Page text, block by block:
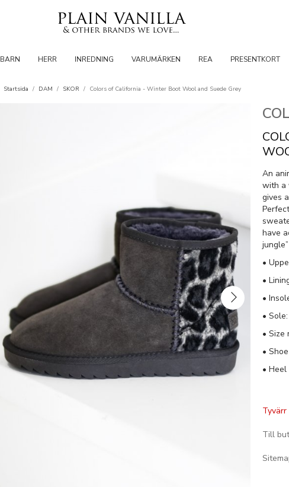
BARN HERR INREDNING VARUMÄRKEN REA PRESENTKORT
Startsida / DAM / SKOR / Colors of California - Winter Boot Wool and Suede Grey
An
with a
gives
have
•
•
•
•
• Size
•
•
Till